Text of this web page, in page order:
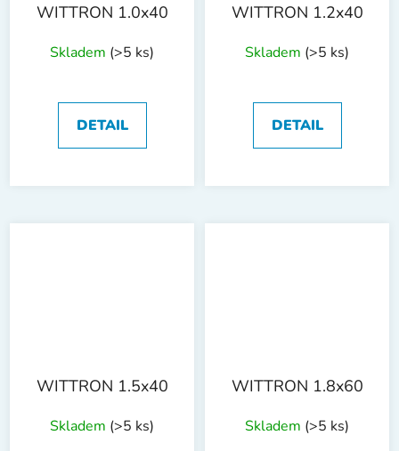
WITTRON 1.0x40
Skladem (>5 ks)
DETAIL
WITTRON 1.2x40
Skladem (>5 ks)
DETAIL
WITTRON 1.5x40
Skladem (>5 ks)
WITTRON 1.8x60
Skladem (>5 ks)